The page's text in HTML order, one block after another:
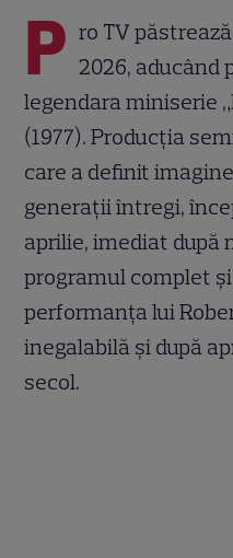
P ro TV
2026, aducând
legendara miniserie
(1977). Producția
care a definit
generații întregi,
aprilie, imediat după
programul complet
performanța lui
inegalabilă și după
secol.